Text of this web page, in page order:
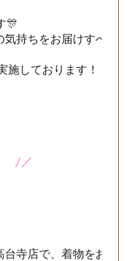
🎊
持ちをお届けすべく
施しております！
　/／
寺店で、着物をお楽